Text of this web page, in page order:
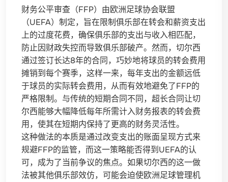
财务公平审查（FFP）由欧洲足球协会联盟
（UEFA）制定，旨在限制俱乐部在转会和薪资支出
上的过度花费，确保俱乐部的支出与收入相匹配，
防止因财政失控而导致俱乐部破产。然而，切尔西
通过签订长达8年的合同，巧妙地将球员的转会费用
摊销到每个赛季，这样一来，每年支出的金额远低
于球员的实际转会费用，从而有效地避免了FFP的
严格限制。与传统的短期合同不同，超长合同让切
尔西能够大幅降低每年所需计入财务报表的转会费
用，使其在短期内保持了更高的财务灵活性。
这种做法的本质是通过改变支出的账面呈现方式来
规避FFP的监管，而这一策略能否得到UEFA的认
可，成为了当前争议的焦点。如果切尔西的这一做
法被其他俱乐部效仿，可能会迫使欧洲足球管理机